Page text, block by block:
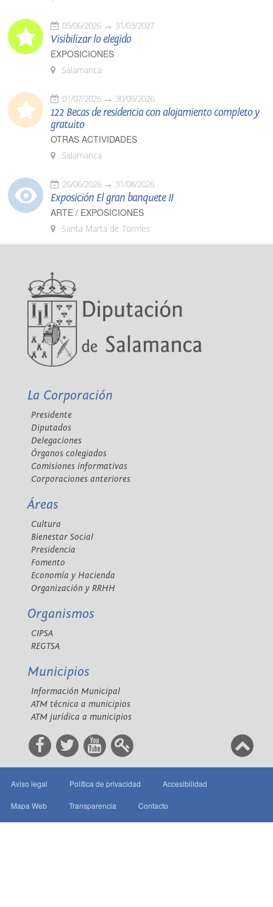
05/06/2026 31/03/2027
Visibilizar lo elegido
EXPOSICIONES
Salamanca
01/07/2026 30/09/2026
122 Becas de residencia con alojamiento completo y
gratuito
OTRAS ACTIVIDADES
Salamanca
26/06/2026 31/08/2026
Exposición El gran banquete II
ARTE / EXPOSICIONES
Santa Marta de Tormes
La Corporación
Presidente
Diputados
Delegaciones
Órganos colegiados
Comisiones informativas
Corporaciones anteriores
Áreas
Cultura
Bienestar Social
Presidencia
Fomento
Economía y Hacienda
Organización y RRHH
Organismos
CIPSA
REGTSA
Municipios
Información Municipal
ATM técnica a municipios
ATM jurídica a municipios
Aviso legal Política de privacidad Accesibilidad
Mapa Web Transparencia Contacto